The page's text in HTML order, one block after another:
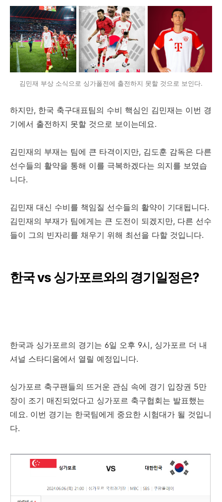
김민재 부상 소식으로 싱가폴전에 출전하지 못할 것으로 보인다.
하지만, 한국 축구대표팀의 수비 핵심인 김민재는 이번 경
기에서 출전하지 못할 것으로 보이는데요.
김민재의 부재는 팀에 큰 타격이지만, 김도훈 감독은 다른
선수들의 활약을 통해 이를 극복하겠다는 의지를 보였습
니다.
김민재 대신 수비를 책임질 선수들의 활약이 기대됩니다.
김민재의 부재가 팀에게는 큰 도전이 되겠지만, 다른 선수
들이 그의 빈자리를 채우기 위해 최선을 다할 것입니다.
한국 vs 싱가포르와의 경기일정은?
한국과 싱가포르의 경기는 6일 오후 9시, 싱가포르 더 내
셔널 스타디움에서 열릴 예정입니다.
싱가포르 축구팬들의 뜨거운 관심 속에 경기 입장권 5만
장이 조기 매진되었다고 싱가포르 축구협회는 발표했는
데요. 이번 경기는 한국팀에게 중요한 시험대가 될 것입니
다.